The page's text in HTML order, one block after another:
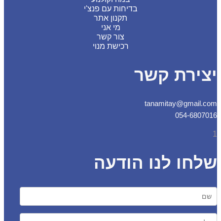
בדיחות עם פנצ'י
תקנון אתר
מי אני
צור קשר
רכישת מנוי
קשר
054-
לנו הודעה